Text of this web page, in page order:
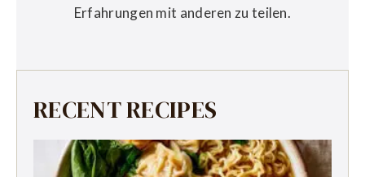
Erfahrungen mit anderen zu teilen.
RECENT RECIPES